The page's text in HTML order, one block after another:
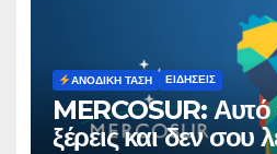
ΑΝΟΔΙΚΉ ΤΆΣΗ ΕΙΔΉΣΕΙΣ
MERCOSUR: Αυτό
ξέρεις και δεν σου